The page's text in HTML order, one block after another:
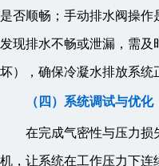
是否顺畅；手动排水阀操
发现排水不畅或泄漏，需
坏），确保冷凝水排放系统
（四）系统调试与优化
在完成气密性与压力损
机，让系统在工作压力下连